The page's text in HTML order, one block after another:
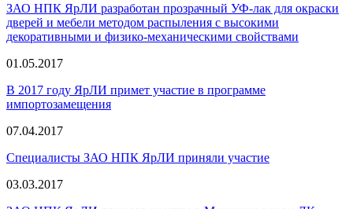
ЗАО НПК ЯрЛИ разработан прозрачный УФ-лак для окраски
дверей и мебели методом распыления с высокими
декоративными и физико-механическими свойствами
01.05.2017
В 2017 году ЯрЛИ примет участие в программе
импортозамещения
07.04.2017
Специалисты ЗАО НПК ЯрЛИ приняли участие
03.03.2017